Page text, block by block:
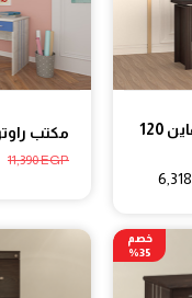
شاسيه مكتب فاين 120
6,318
مكتب
11,390EGP
خصم
35%